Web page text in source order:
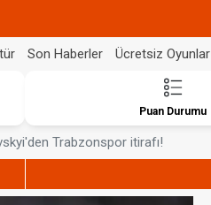
Son Haberler Ücretsiz Oyunlar
Puan Durumu
Trabzonspor itirafı!